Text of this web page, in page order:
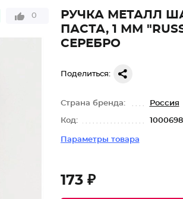
0
РУЧКА МЕТАЛЛ
ПАСТА, 1 ММ
СЕРЕБРО
Поделиться:
Страна бренда: Россия
Код:
Параметры товара
173 ₽